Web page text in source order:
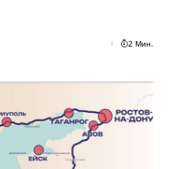
2 Мин.